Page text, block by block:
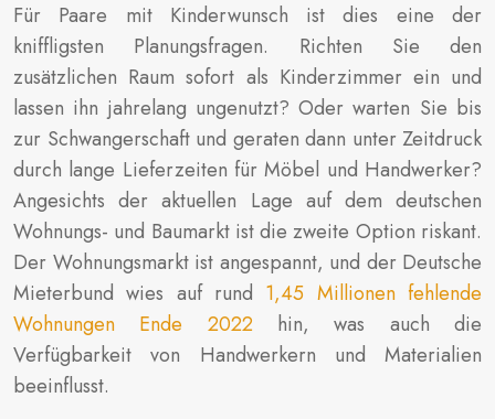
Für Paare mit Kinderwunsch ist dies eine der
kniffligsten Planungsfragen. Richten Sie den
zusätzlichen Raum sofort als Kinderzimmer ein und
lassen ihn jahrelang ungenutzt? Oder warten Sie bis
zur Schwangerschaft und geraten dann unter Zeitdruck
durch lange Lieferzeiten für Möbel und Handwerker?
Angesichts der aktuellen Lage auf dem deutschen
Wohnungs- und Baumarkt ist die zweite Option riskant.
Der Wohnungsmarkt ist angespannt, und der Deutsche
Mieterbund wies auf rund 1,45 Millionen fehlende
Wohnungen Ende 2022hin, was auch die
Verfügbarkeit von Handwerkern und Materialien
beeinflusst.